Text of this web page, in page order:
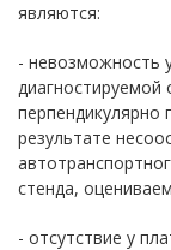
являются:
- невозможность
диагностируемой
результате
стенда,
- отсутствие у